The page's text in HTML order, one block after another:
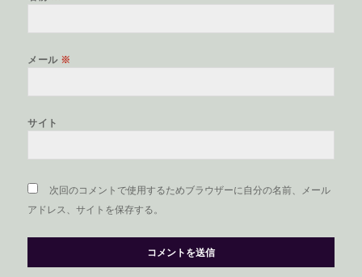
メール ※
サイト
次回のコメントで使用するためブラウザーに自分の名前、メール
アドレス、サイトを保存する。